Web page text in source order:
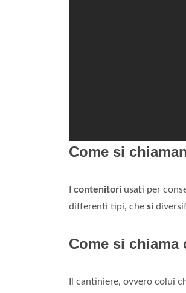
Come si
contenitori usati per
differenti tipi, che si
Come si chiama
Il cantiniere, ovvero colui